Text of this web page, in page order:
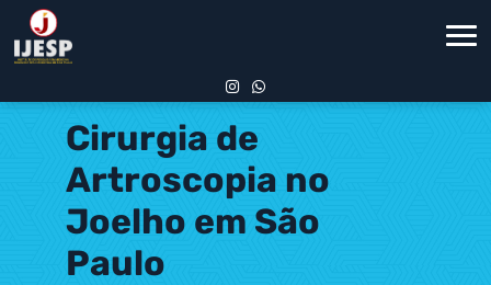
Cirurgia de
Artroscopia no
Joelho em São
Paulo